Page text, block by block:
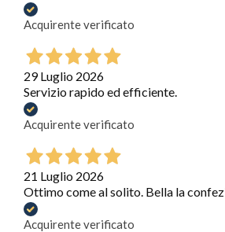
Acquirente verificato
29 Luglio 2026
Servizio rapido ed efficiente.
Acquirente verificato
21 Luglio 2026
Ottimo come al solito. Bella la
Acquirente verificato